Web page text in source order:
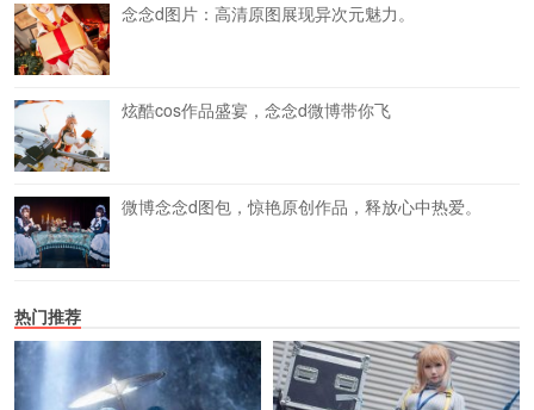
念念d图片：高清原图展现异次元魅力。
炫酷cos作品盛宴，念念d微博带你飞
微博念念d图包，惊艳原创作品，释放心中热爱。
热门推荐